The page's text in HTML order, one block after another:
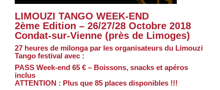
LIMOUZI TANGO WEEK-END
2ème Edition – 26/27/28 Octobre 2018
Condat-sur-Vienne (près de Limoges)
27 heures de milonga par les organisateurs du Limouzi
Tango festival avec :
PASS Week-end 65 € – Boissons, snacks et apéros
inclus
ATTENTION : Plus que 85 places disponibles !!!